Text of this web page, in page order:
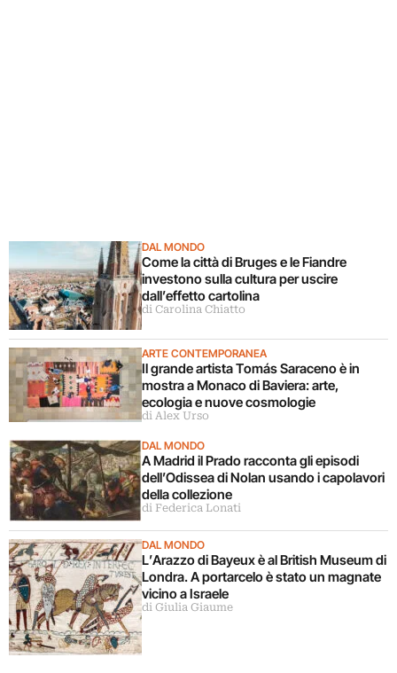
DAL MONDO
Come la città di Bruges e le Fiandre
investono sulla cultura per uscire
dall’effetto cartolina
di Carolina Chiatto
ARTE CONTEMPORANEA
Il grande artista Tomás Saraceno è in
mostra a Monaco di Baviera: arte,
ecologia e nuove cosmologie
di Alex Urso
DAL MONDO
A Madrid il Prado racconta gli episodi
dell’Odissea di Nolan usando i capolavori
della collezione
di Federica Lonati
DAL MONDO
L’Arazzo di Bayeux è al British Museum di
Londra. A portarcelo è stato un magnate
vicino a Israele
di Giulia Giaume